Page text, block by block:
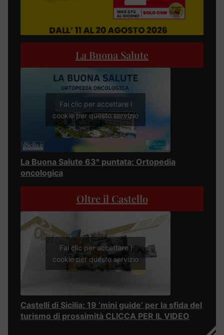
La Buona Salute
Fai clic per accettare i
cookie per questo servizio
La Buona Salute 63° puntata: Ortopedia
oncologica
Oltre il Castello
Fai clic per accettare i
cookie per questo servizio
Castelli di Sicilia: 19 ‘mini guide’ per la sfida del
turismo di prossimità CLICCA PER IL VIDEO